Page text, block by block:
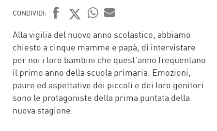
CONDIVIDI:
FACEBOOK
TWITTER
WHATSAPP
MAIL
Alla vigilia del nuovo anno scolastico, abbiamo
chiesto a cinque mamme e papà, di intervistare
per noi i loro bambini che quest’anno frequentano
il primo anno della scuola primaria. Emozioni,
paure ed aspettative dei piccoli e dei loro genitori
sono le protagoniste della prima puntata della
nuova stagione.